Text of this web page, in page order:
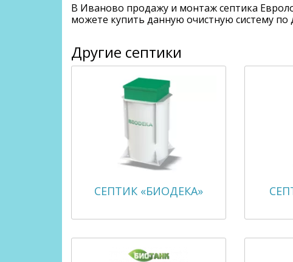
В Иваново продажу и монтаж септика
можете купить данную очистную систему
Другие септики
СЕПТИК «БИОДЕКА»